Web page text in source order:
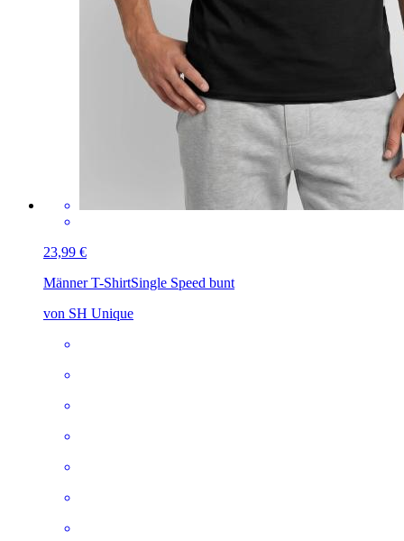
23,99 €
Männer T-ShirtSingle Speed bunt
von SH Unique